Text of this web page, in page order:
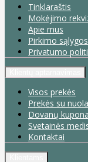
Tinklaraštis
Mokėjimo
Apie mus
Pirkimo
Privatumo
Visos prekės
Prekės su
Dovanų
Svetainės
Kontaktai